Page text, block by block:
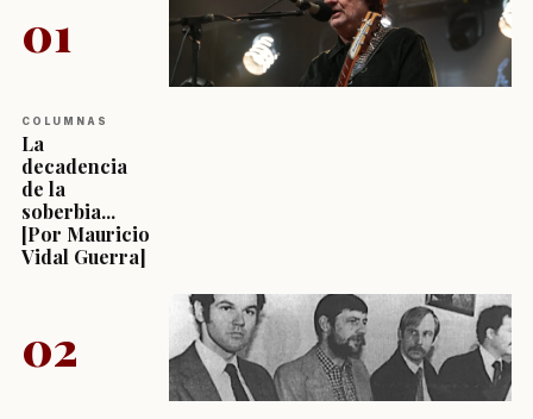
01
COLUMNAS
La
decadencia
de la
soberbia...
[Por Mauricio
Vidal Guerra]
02